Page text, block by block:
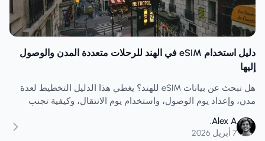
دليل استخدام eSIM في الهند للرحلات متعددة المدن والوصول
إليها
هل تبحث عن بيانات eSIM للهند؟ يغطي هذا الدليل التخطيط لعدة
مدن، وإعداد يوم الوصول، واستخدام يوم الانتقال، وكيفية تجنب
Alex A.
7 أبريل 2026